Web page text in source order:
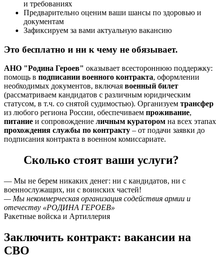
и требованиях
Предварительно оценим ваши шансы по здоровью и
документам
Зафиксируем за вами актуальную вакансию
Это бесплатно и ни к чему не обязывает.
АНО "Родина Героев" оказывает всестороннюю поддержку:
помощь в подписании военного контракта, оформлении
необходимых документов, включая военный билет
(рассматриваем кандидатов с различным юридическим
статусом, в т.ч. со снятой судимостью). Организуем трансфер
из любого региона России, обеспечиваем проживание,
питание и сопровождение личным куратором на всех этапах
прохождения службы по контракту – от подачи заявки до
подписания контракта в военном комиссариате.
Сколько стоят ваши услуги?
— Мы не берем никаких денег: ни с кандидатов, ни с
военнослужащих, ни c воинских частей!
— Мы некоммерческая организация содействия армии и
отечеству «РОДИНА ГЕРОЕВ»
Ракетные войска и Артиллерия
Заключить контракт: вакансии на
СВО